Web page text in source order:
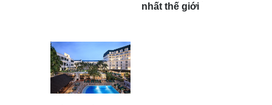
nhất thế giới